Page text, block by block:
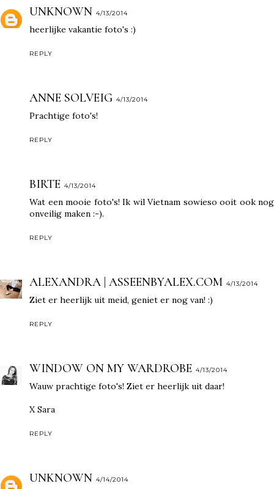
UNKNOWN 4/13/2014
heerlijke vakantie foto's :)
REPLY
ANNE SOLVEIG 4/13/2014
Prachtige foto's!
REPLY
BIRTE 4/13/2014
Wat een mooie foto's! Ik wil Vietnam sowieso ooit ook nog
onveilig maken :-).
REPLY
ALEXANDRA | ASSEENBYALEX.COM 4/13/2014
Ziet er heerlijk uit meid, geniet er nog van! :)
REPLY
WINDOW ON MY WARDROBE 4/13/2014
Wauw prachtige foto's! Ziet er heerlijk uit daar!
X Sara
REPLY
UNKNOWN 4/14/2014